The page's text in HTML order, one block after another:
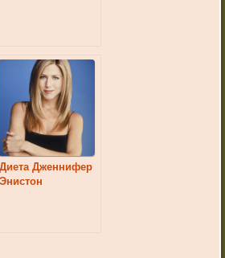
Диета Дженнифер
Энистон